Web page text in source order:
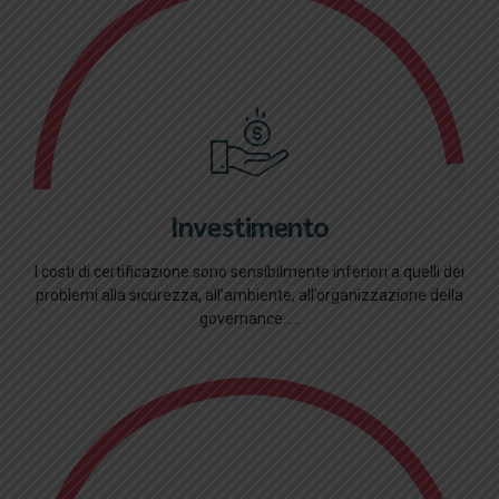
Investimento
I costi di certificazione sono sensibilmente inferiori a quelli dei
problemi alla sicurezza, all’ambiente, all’organizzazione della
governance.....